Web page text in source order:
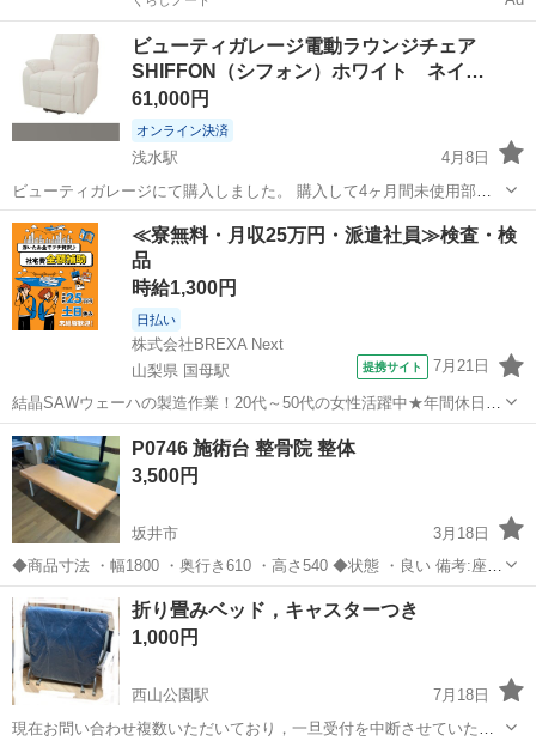
ビューティガレージ電動ラウンジチェア
SHIFFON（シフォン）ホワイト ネイ…
61,000円
オンライン決済
浅水駅
4月8日
ビューティガレージにて購入しました。 購入して4ヶ月間未使用部屋
に置いてあった為開封後設置して試し乗りだけのほぼ未使用品になり
ます。 動作確認済み。 以下ビューティガレージ引用 最適なポジシ
ョンを簡単に作れる リクライ...
福井 福井市 浅水駅 ベッド SHIFFON
≪寮無料・月収25万円・派遣社員≫検査・検
品
時給1,300円
日払い
株式会社BREXA Next
山梨県 国母駅
提携サイト 7月21日
結晶SAWウェーハの製造作業！20代～50代の女性活躍中★年間休日
120日＆土日祝休み！クリーンルーム内でのお仕事！日払い制度利用可
◎正社員登用制度あり！マイカー通勤可！《山梨県中巨摩郡昭和町》
人気の工場のお仕事 ◇結晶...
山梨 国母駅 その他
P0746 施術台 整骨院 整体
3,500円
坂井市
3月18日
◆商品寸法 ・幅1800 ・奥行き610 ・高さ540 ◆状態 ・良い 備考:座面
に汚れ、傷あり ※配送設置時は別途5000円頂きます。 ◆注意事項 目
視出来る限りの傷、イタミは写...
福井 坂井市 ベッド 整骨院
折り畳みベッド，キャスターつき
1,000円
西山公園駅
7月18日
現在お問い合わせ複数いただいており，一旦受付を中断させていただ